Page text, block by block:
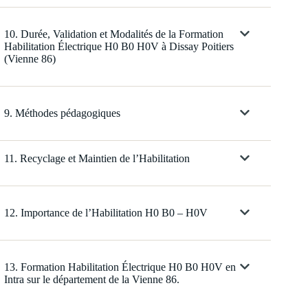
10. Durée, Validation et Modalités de la Formation
Habilitation Électrique H0 B0 H0V à Dissay Poitiers
(Vienne 86)
9. Méthodes pédagogiques
11. Recyclage et Maintien de l’Habilitation
12. Importance de l’Habilitation H0 B0 – H0V
13. Formation Habilitation Électrique H0 B0 H0V en
Intra sur le département de la Vienne 86.